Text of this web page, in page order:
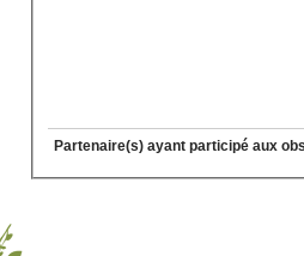
Partenaire(s) ayant participé aux